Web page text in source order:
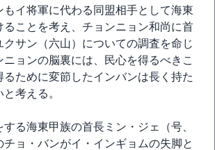
もイ将軍に代わる同盟相手として海東
ることを考え、チョンニョン和尚に首
サン（六山）についての調査を命じ
ニョンの脳裏には、民心を得るべきこ
ために変節したインバンは長く持た
考える。
る海東甲族の首長ミン・ジェ（号、
ョ・バンがイ・インギョムの失脚と